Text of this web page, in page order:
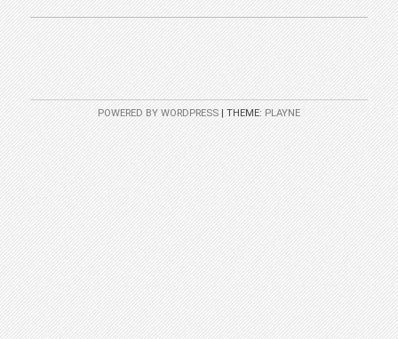
POWERED BY WORDPRESS |THEME:PLAYNE